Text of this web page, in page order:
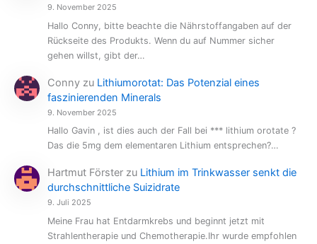
9. November 2025
Hallo Conny, bitte beachte die Nährstoffangaben auf der
Rückseite des Produkts. Wenn du auf Nummer sicher
gehen willst, gibt der…
Conny zu Lithiumorotat: Das Potenzial eines
faszinierenden Minerals
9. November 2025
Hallo Gavin , ist dies auch der Fall bei *** lithium orotate ?
Das die 5mg dem elementaren Lithium entsprechen?…
Hartmut Förster zu Lithium im Trinkwasser senkt die
durchschnittliche Suizidrate
9. Juli 2025
Meine Frau hat Entdarmkrebs und beginnt jetzt mit
Strahlentherapie und Chemotherapie.Ihr wurde empfohlen